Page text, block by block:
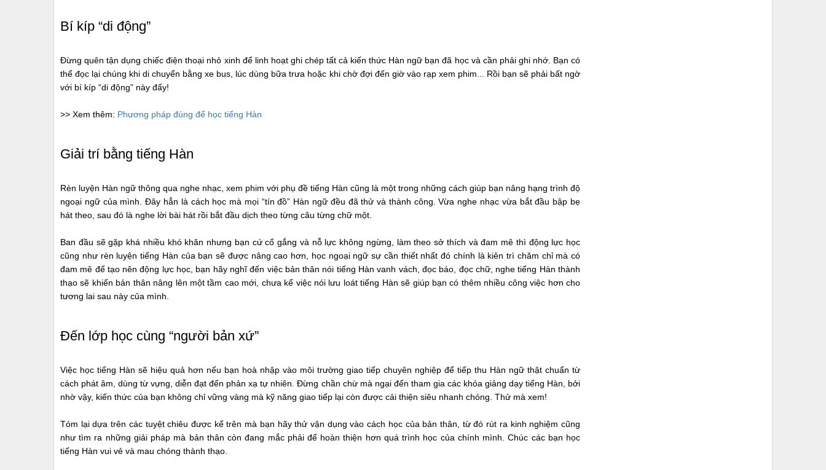
Bí kíp “di động”
Đừng quên tận dụng chiếc điện thoại nhỏ xinh để linh hoạt ghi chép tất cả kiến thức Hàn ngữ bạn đã học và cần phải ghi nhớ. Bạn có
thể đọc lại chúng khi di chuyển bằng xe bus, lúc dùng bữa trưa hoặc khi chờ đợi đến giờ vào rạp xem phim... Rồi bạn sẽ phải bất ngờ
với bí kíp “di động” này đấy!
>> Xem thêm: Phương pháp đúng để học tiếng Hàn
Giải trí bằng tiếng Hàn
Rèn luyện Hàn ngữ thông qua nghe nhạc, xem phim với phụ đề tiếng Hàn cũng là một trong những cách giúp bạn nâng hạng trình độ
ngoại ngữ của mình. Đây hẳn là cách học mà mọi “tín đồ” Hàn ngữ đều đã thử và thành công. Vừa nghe nhạc vừa bắt đầu bập bẹ
hát theo, sau đó là nghe lời bài hát rồi bắt đầu dịch theo từng câu từng chữ một.
Ban đầu sẽ gặp khá nhiều khó khăn nhưng bạn cứ cố gắng và nỗ lực không ngừng, làm theo sở thích và đam mê thì động lực học
cũng như rèn luyện tiếng Hàn của bạn sẽ được nâng cao hơn, học ngoại ngữ sự cần thiết nhất đó chính là kiên trì chăm chỉ mà có
đam mê để tạo nên động lực học, bạn hãy nghĩ đến việc bản thân nói tiếng Hàn vanh vách, đọc báo, đọc chữ, nghe tiếng Hàn thành
thạo sẽ khiến bản thân nâng lên một tầm cao mới, chưa kể việc nói lưu loát tiếng Hàn sẽ giúp bạn có thêm nhiều công việc hơn cho
tương lai sau này của mình.
Đến lớp học cùng “người bản xứ”
Việc học tiếng Hàn sẽ hiệu quả hơn nếu bạn hoà nhập vào môi trường giao tiếp chuyên nghiệp để tiếp thu Hàn ngữ thật chuẩn từ
cách phát âm, dùng từ vựng, diễn đạt đến phản xạ tự nhiên. Đừng chần chừ mà ngại đến tham gia các khóa giảng dạy tiếng Hàn, bởi
nhờ vậy, kiến thức của bạn không chỉ vững vàng mà kỹ năng giao tiếp lại còn được cải thiện siêu nhanh chóng. Thử mà xem!
Tóm lại dựa trên các tuyệt chiêu được kể trên mà bạn hãy thử vận dụng vào cách học của bản thân, từ đó rút ra kinh nghiệm cũng
như tìm ra những giải pháp mà bản thân còn đang mắc phải để hoàn thiện hơn quá trình học của chính mình. Chúc các bạn học
tiếng Hàn vui vẻ và mau chóng thành thạo.